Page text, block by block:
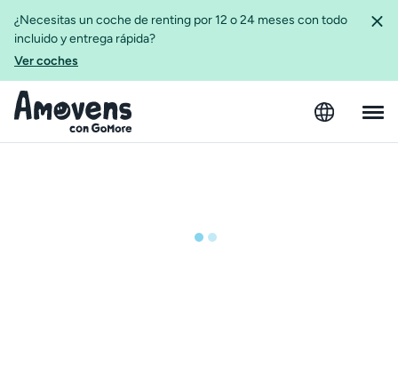
¿Necesitas un coche de renting por 12 o 24 meses con todo
incluido y entrega rápida?
Ver coches